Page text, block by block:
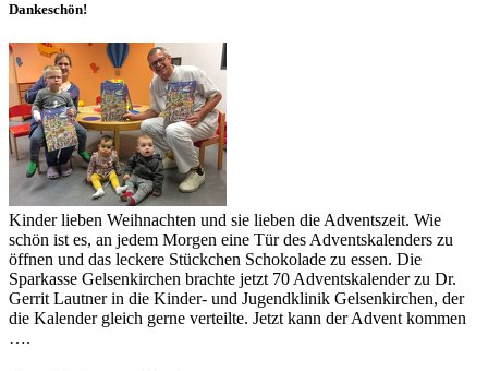
Dankeschön!
Kinder lieben Weihnachten und sie lieben die Adventszeit. Wie
schön ist es, an jedem Morgen eine Tür des Adventskalenders zu
öffnen und das leckere Stückchen Schokolade zu essen. Die
Sparkasse Gelsenkirchen brachte jetzt 70 Adventskalender zu Dr.
Gerrit Lautner in die Kinder- und Jugendklinik Gelsenkirchen, der
die Kalender gleich gerne verteilte. Jetzt kann der Advent kommen
….